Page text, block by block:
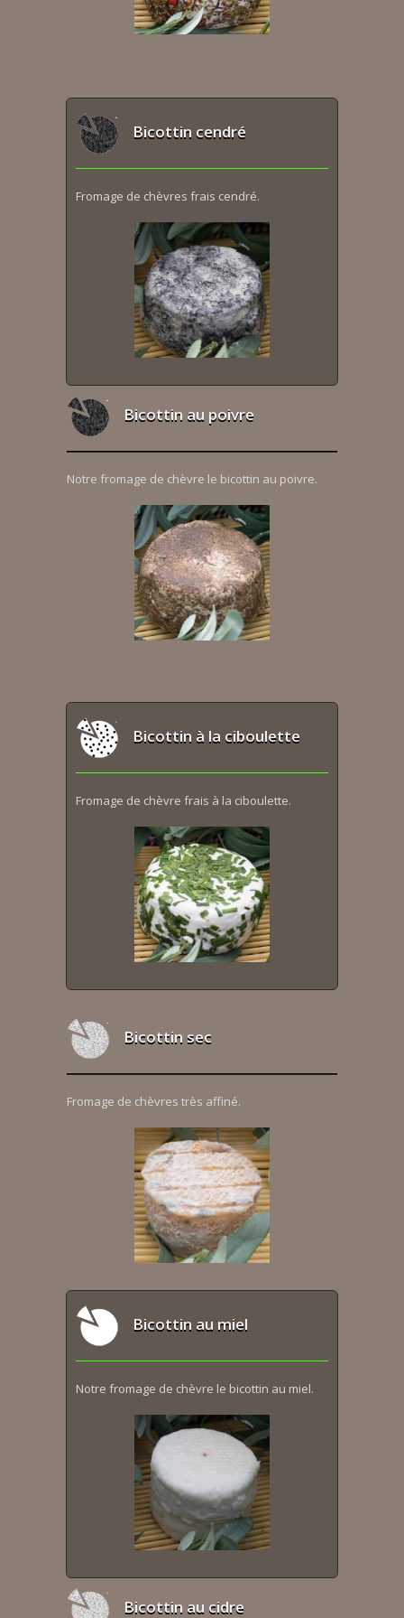
Bicottin cendré
Fromage de chèvres frais cendré.
Bicottin au poivre
Notre fromage de chèvre le bicottin au poivre.
Bicottin à la ciboulette
Fromage de chèvre frais à la ciboulette.
Bicottin sec
Fromage de chèvres très affiné.
Bicottin au miel
Notre fromage de chèvre le bicottin au miel.
Bicottin au cidre